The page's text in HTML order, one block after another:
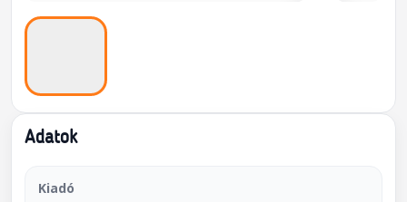
Adatok
Kiadó